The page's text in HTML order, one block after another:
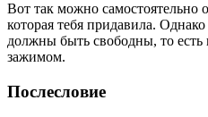
Вот так можно самостоятельно
которая тебя придавила.
должны быть свободны, то
зажимом.
Послесловие